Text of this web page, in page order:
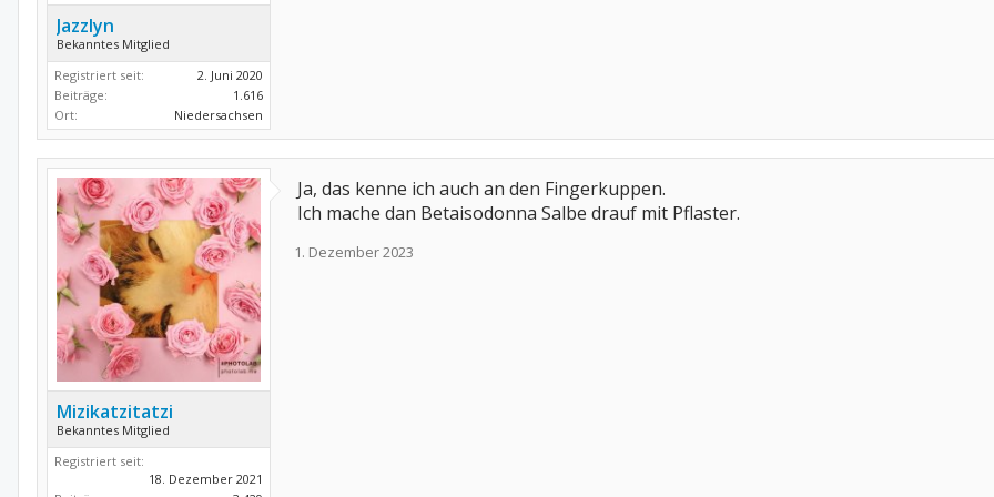
Jazzlyn
Bekanntes Mitglied
Registriert seit:
2. Juni 2020
Beiträge:
1.616
Ort:
Niedersachsen
Mizikatzitatzi
Bekanntes Mitglied
Registriert seit:
18. Dezember 2021
Ja, das kenne ich auch an den Fingerkuppen.
Ich mache dan Betaisodonna Salbe drauf mit Pflaster.
1. Dezember 2023